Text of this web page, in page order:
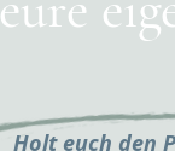
Holt euch den